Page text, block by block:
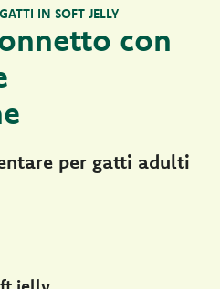
con
IN SOFT JELLY
per gatti adulti